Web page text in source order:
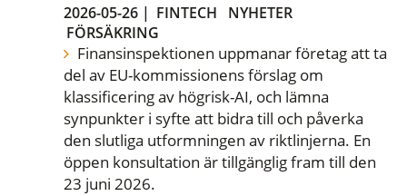
2026-05-26 | FINTECH
NYHETER
FÖRSÄKRING
Finansinspektionen uppmanar företag att ta
del av EU-kommissionens förslag om
klassificering av högrisk-AI, och lämna
synpunkter i syfte att bidra till och påverka
den slutliga utformningen av riktlinjerna. En
öppen konsultation är tillgänglig fram till den
23 juni 2026.